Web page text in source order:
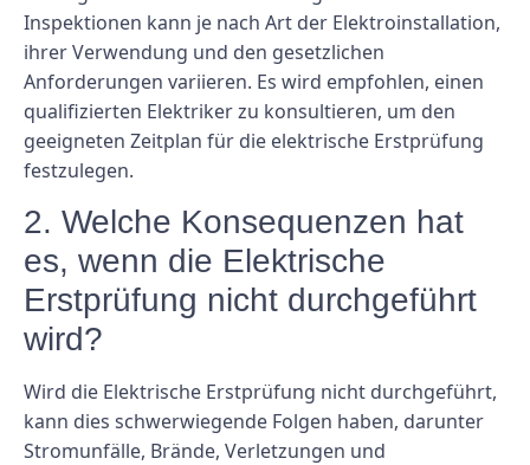
Inspektionen kann je nach Art der Elektroinstallation,
ihrer Verwendung und den gesetzlichen
Anforderungen variieren. Es wird empfohlen, einen
qualifizierten Elektriker zu konsultieren, um den
geeigneten Zeitplan für die elektrische Erstprüfung
festzulegen.
2. Welche Konsequenzen hat
es, wenn die Elektrische
Erstprüfung nicht durchgeführt
wird?
Wird die Elektrische Erstprüfung nicht durchgeführt,
kann dies schwerwiegende Folgen haben, darunter
Stromunfälle, Brände, Verletzungen und